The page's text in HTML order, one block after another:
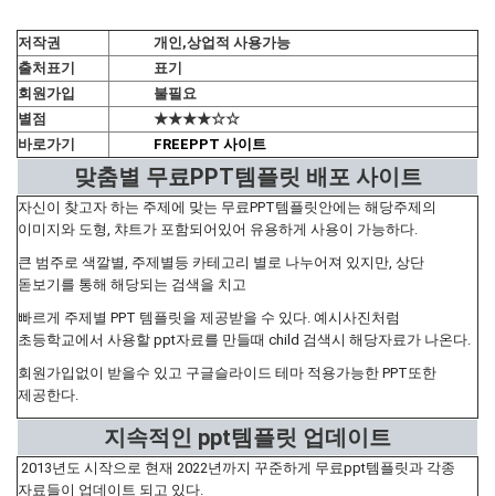
저작권
개인,상업적 사용가능
출처표기
표기
회원가입
불필요
별점
★★★★☆☆
바로가기
FREEPPT 사이트
맞춤별 무료PPT템플릿 배포 사이트
자신이 찾고자 하는 주제에 맞는 무료PPT템플릿안에는 해당주제의
이미지와 도형, 챠트가 포함되어있어 유용하게 사용이 가능하다.
큰 범주로 색깔별, 주제별등 카테고리 별로 나누어져 있지만, 상단
돋보기를 통해 해당되는 검색을 치고
빠르게 주제별 PPT 템플릿을 제공받을 수 있다. 예시사진처럼
초등학교에서 사용할 ppt자료를 만들때 child 검색시 해당자료가 나온다.
회원가입없이 받을수 있고 구글슬라이드 테마 적용가능한 PPT또한
제공한다.
지속적인 ppt템플릿 업데이트
2013년도 시작으로 현재 2022년까지 꾸준하게 무료ppt템플릿과 각종
자료들이 업데이트 되고 있다.